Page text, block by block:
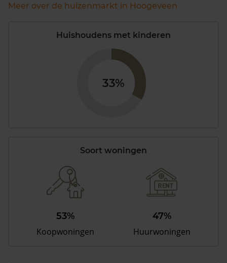
Meer over de huizenmarkt in Hoogeveen
Huishoudens met kinderen
33%
Soort woningen
53%
Koopwoningen
47%
Huurwoningen